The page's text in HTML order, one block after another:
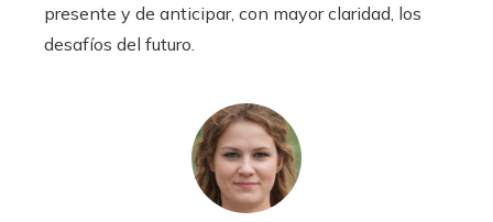
presente y de anticipar, con mayor claridad, los
desafíos del futuro.